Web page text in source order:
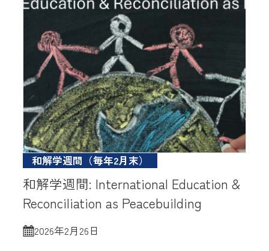
和解学週間（毎年2月末）
和解学週間: International Education &
Reconciliation as Peacebuilding
2026年2月26日